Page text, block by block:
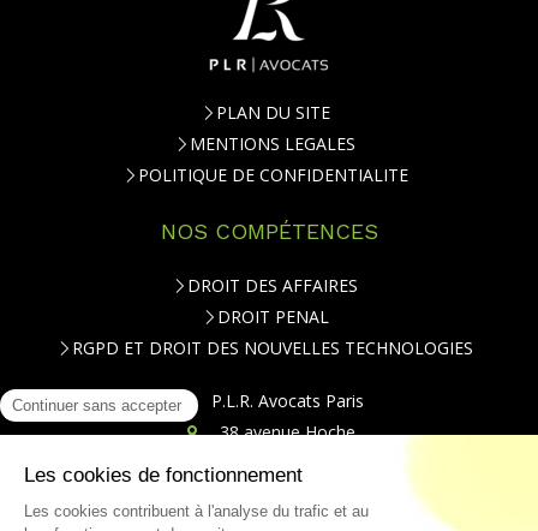
PLAN DU SITE
MENTIONS LEGALES
POLITIQUE DE CONFIDENTIALITE
NOS COMPÉTENCES
DROIT DES AFFAIRES
DROIT PENAL
RGPD ET DROIT DES NOUVELLES TECHNOLOGIES
P.L.R. Avocats Paris
38 avenue Hoche
Téléphone : 01.84.79.20.00